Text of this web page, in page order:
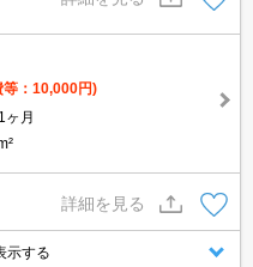
全て申し付けください★
等：10,000円)
1ヶ月
詳細を見る
示する